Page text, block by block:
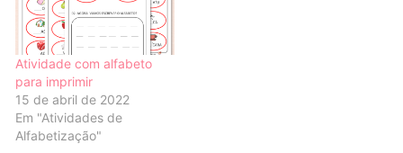
Atividade com alfabeto
para imprimir
15 de abril de 2022
Em "Atividades de
Alfabetização"